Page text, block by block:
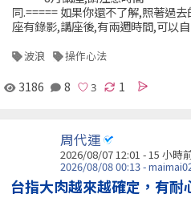
同.===== 如果你還不了解,照著過
座有錄影,講座後,有兩週時間,可以
波浪 操作心法
3186 8 1
周代運
2026/08/07 12:01 -15 小時
2026/08/08 00:13 -
台指大肉越來越確定，有耐